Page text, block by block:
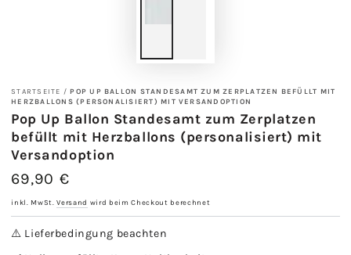
STARTSEITE / POP UP BALLON STANDESAMT ZUM ZERPLATZEN BEFÜLLT MIT
HERZBALLONS (PERSONALISIERT) MIT VERSANDOPTION
Pop Up Ballon Standesamt zum Zerplatzen
befüllt mit Herzballons (personalisiert) mit
Versandoption
Regulärer
69,90 €
inkl. MwSt.Versand wird beim Checkout berechnet
⚠️ Lieferbedingung beachten